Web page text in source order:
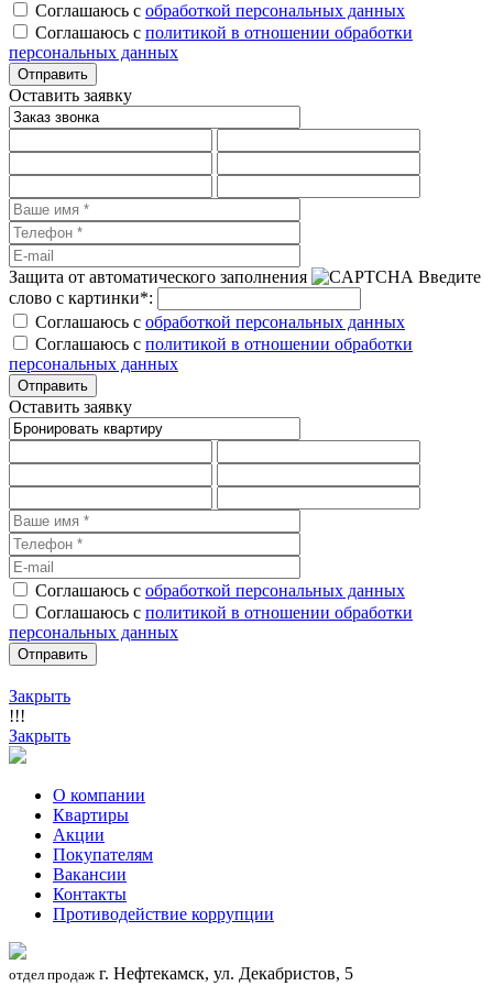
Соглашаюсь с обработкой персональных данных
Соглашаюсь с политикой в отношении обработки
персональных данных
Оставить заявку
Защита от автоматического заполнения
Введите
слово с картинки*:
Соглашаюсь с обработкой персональных данных
Соглашаюсь с политикой в отношении обработки
персональных данных
Оставить заявку
Соглашаюсь с обработкой персональных данных
Соглашаюсь с политикой в отношении обработки
персональных данных
Закрыть
!!!
Закрыть
О компании
Квартиры
Акции
Покупателям
Вакансии
Контакты
Противодействие коррупции
отдел продаж г. Нефтекамск, ул. Декабристов, 5